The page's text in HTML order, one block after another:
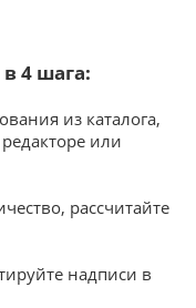
4 шага:
из каталога,
или
рассчитайте
надписи в